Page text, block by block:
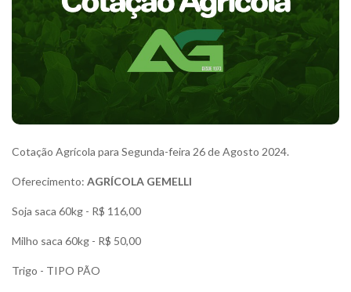
Cotação Agrícola para Segunda-feira 26 de Agosto 2024.
Oferecimento: AGRÍCOLA GEMELLI
Soja saca 60kg - R$ 116,00
Milho saca 60kg - R$ 50,00
Trigo - TIPO PÃO